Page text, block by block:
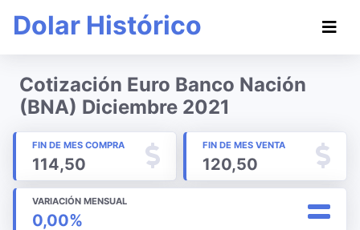
Dolar Histórico
Cotización Euro Banco Nación
(BNA) Diciembre 2021
FIN DE MES COMPRA
114,50
FIN DE MES VENTA
120,50
VARIACIÓN MENSUAL
0,00%